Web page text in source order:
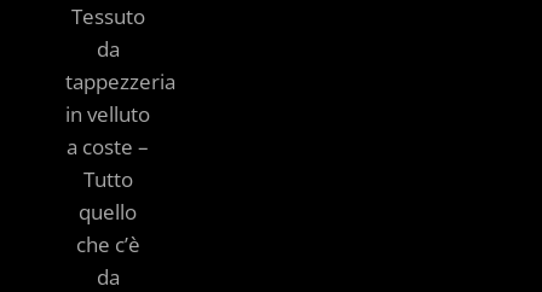
Tessuto
da
tappezzeria
in velluto
a coste –
Tutto
quello
che c’è
da